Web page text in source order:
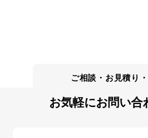
お気軽にお問い合